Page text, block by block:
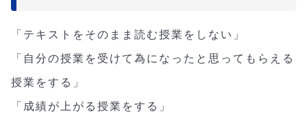
「テキストをそのまま読む授業をしない」
「自分の授業を受けて為になったと思ってもらえる
授業をする」
「成績が上がる授業をする」